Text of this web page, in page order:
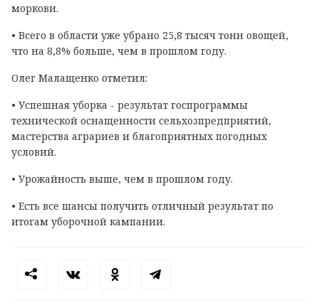
моркови.
• Всего в области уже убрано 25,8 тысяч тонн овощей,
что на 8,8% больше, чем в прошлом году.
Олег Малащенко отметил:
• Успешная уборка - результат госпрограммы
технической оснащенности сельхозпредприятий,
мастерства аграриев и благоприятных погодных
условий.
• Урожайность выше, чем в прошлом году.
• Есть все шансы получить отличный результат по
итогам уборочной кампании.